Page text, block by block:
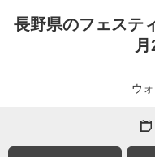
長野県のフェステ
ウ